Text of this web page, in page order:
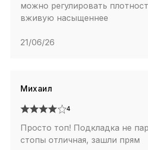
можно регулировать
вживую насыщеннее
21/06/26
Михаил
4
Просто топ! Подкладка не
стопы отличная, зашли прям